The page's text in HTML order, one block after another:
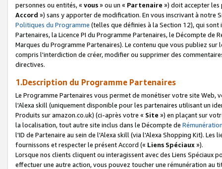
personnes ou entités, « vous» ou un « Partenaire ») doit accepter les
Accord ») sans y apporter de modification. En vous inscrivant à notre
Politiques du Programme (telles que définies à la Section 12), qui
Partenaires, la Licence PI du Programme Partenaires, le Décompte de
Marques du Programme Partenaires). Le contenu que vous publiez
compris l'interdiction de créer, modifier ou supprimer des
directives.
1.Description du Programme Partenaires
Le Programme Partenaires vous permet de monétiser votre site Web,
l'Alexa skill (uniquement disponible pour les partenaires utilisant un
Produits sur amazon.co.uk) (ci-après votre « Site ») en plaçant sur
la localisation, tout autre site inclus dans le Décompte de
l'ID de Partenaire au sein de l'Alexa skill (via l'Alexa Shopping Kit).
fournissons et respecter le présent Accord (« Liens Spéciaux»).
Lorsque nos clients cliquent ou interagissent avec des Liens Spéciaux
effectuer une autre action, vous pouvez toucher une rémunération